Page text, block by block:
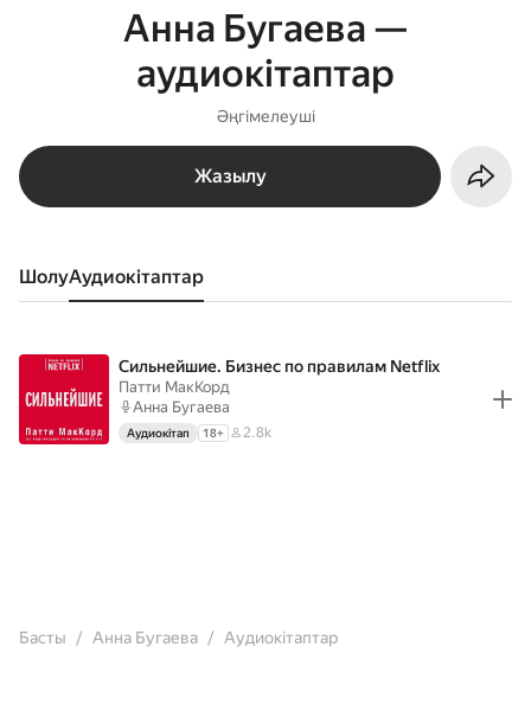
Анна Бугаева —
аудиокітаптар
Әңгімелеуші
Жазылу
Шолу аудиокітаптар
Сильнейшие. Бизнес по правилам Netflix
Патти МакКорд
Анна Бугаева
Аудиокітап 18+ 2.8k
Басты Анна Бугаева Аудиокітаптар